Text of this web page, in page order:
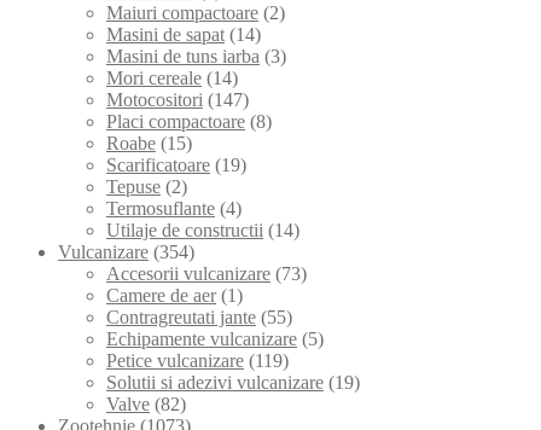
Maiuri compactoare (2)
Masini de sapat (14)
Masini de tuns iarba (3)
Mori cereale (14)
Motocositori (147)
Placi compactoare (8)
Roabe (15)
Scarificatoare (19)
Tepuse (2)
Termosuflante (4)
Utilaje de constructii (14)
Vulcanizare (354)
Accesorii vulcanizare (73)
Camere de aer (1)
Contragreutati jante (55)
Echipamente vulcanizare (5)
Petice vulcanizare (119)
Solutii si adezivi vulcanizare (19)
Valve (82)
Zootehnie (1073)